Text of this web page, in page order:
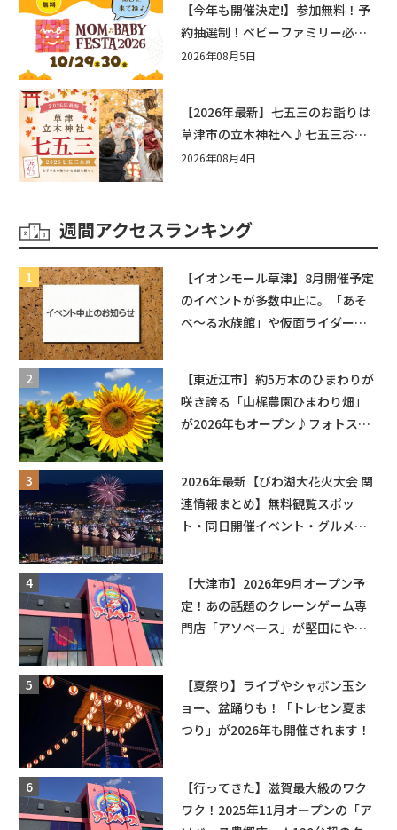
【今年も開催決定!】参加無料！予
約抽選制！ベビーファミリー必見
☆入場無料☆10/29(木)30(金)ママ
2026年08月5日
【2026年最新】七五三のお詣りは
草津市の立木神社へ♪七五三お祝
い企画をご紹介！
2026年08月4日
週間アクセスランキング
【イオンモール草津】8月開催予定
のイベントが多数中止に。「あそ
べ〜る水族館」や仮面ライダーシ
【東近江市】約5万本のひまわりが
咲き誇る「山梶農園ひまわり畑」
が2026年もオープン♪フォトスポ
2026年最新【びわ湖大花火大会 関
連情報まとめ】無料観覧スポッ
ト・同日開催イベント・グルメマ
【大津市】2026年9月オープン予
定！あの話題のクレーンゲーム専
門店「アソベース」が堅田にやっ
【夏祭り】ライブやシャボン玉シ
ョー、盆踊りも！「トレセン夏ま
つり」が2026年も開催されます！
【行ってきた】滋賀最大級のワク
ワク！2025年11月オープンの「ア